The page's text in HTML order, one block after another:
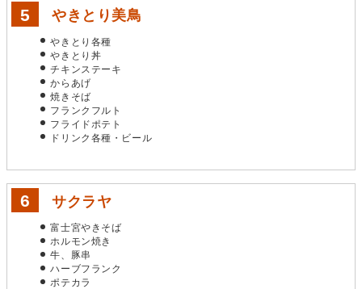
やきとり美鳥
やきとり各種
やきとり丼
チキンステーキ
からあげ
焼きそば
フランクフルト
フライドポテト
ドリンク各種・ビール
サクラヤ
富士宮やきそば
ホルモン焼き
牛、豚串
ハーブフランク
ポテカラ